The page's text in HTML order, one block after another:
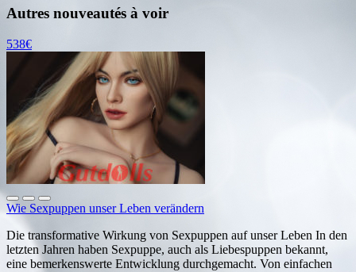
Autres nouveautés à voir
538€
Wie Sexpuppen unser Leben verändern
Die transformative Wirkung von Sexpuppen auf unser Leben In den
letzten Jahren haben Sexpuppe, auch als Liebespuppen bekannt,
eine bemerkenswerte Entwicklung durchgemacht. Von einfachen